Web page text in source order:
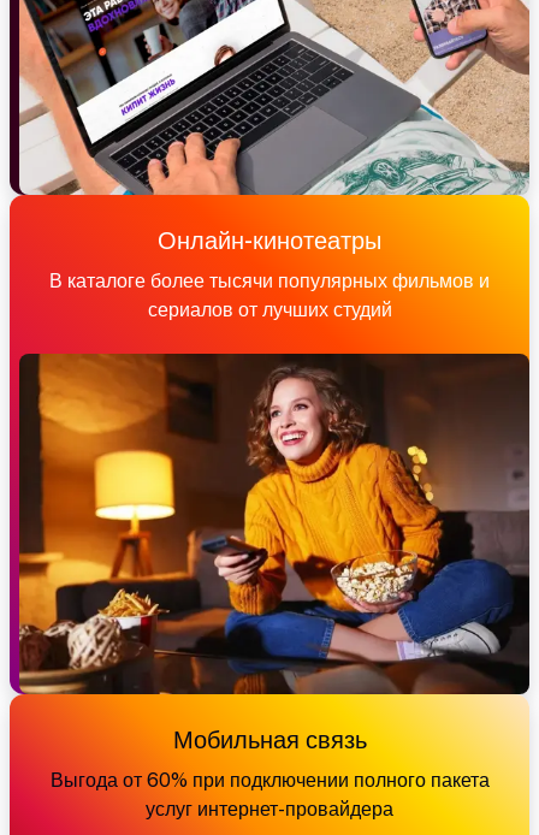
Онлайн-кинотеатры
В каталоге более тысячи популярных фильмов и
сериалов от лучших студий
Мобильная связь
Выгода от 60% при подключении полного пакета
услуг интернет-провайдера